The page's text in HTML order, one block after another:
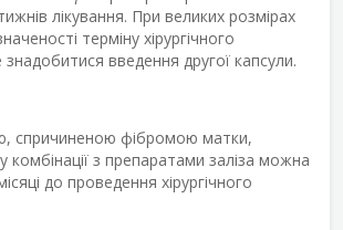
лікування. При великих розмірах
терміну хірургічного
введення другої капсули.
спричиненою фібромою матки,
комбінації з препаратами заліза можна
до проведення хірургічного